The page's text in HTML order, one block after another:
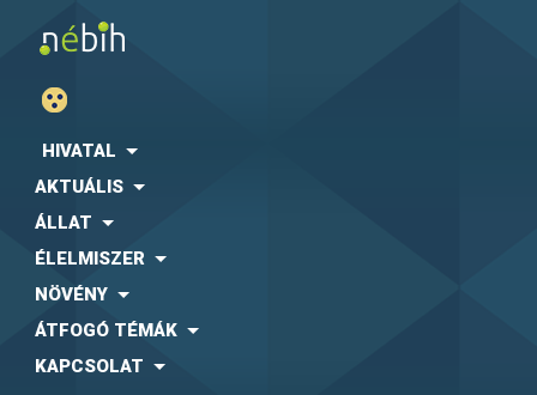
HIVATAL
AKTUÁLIS
ÁLLAT
ÉLELMISZER
NÖVÉNY
ÁTFOGÓ TÉMÁK
KAPCSOLAT